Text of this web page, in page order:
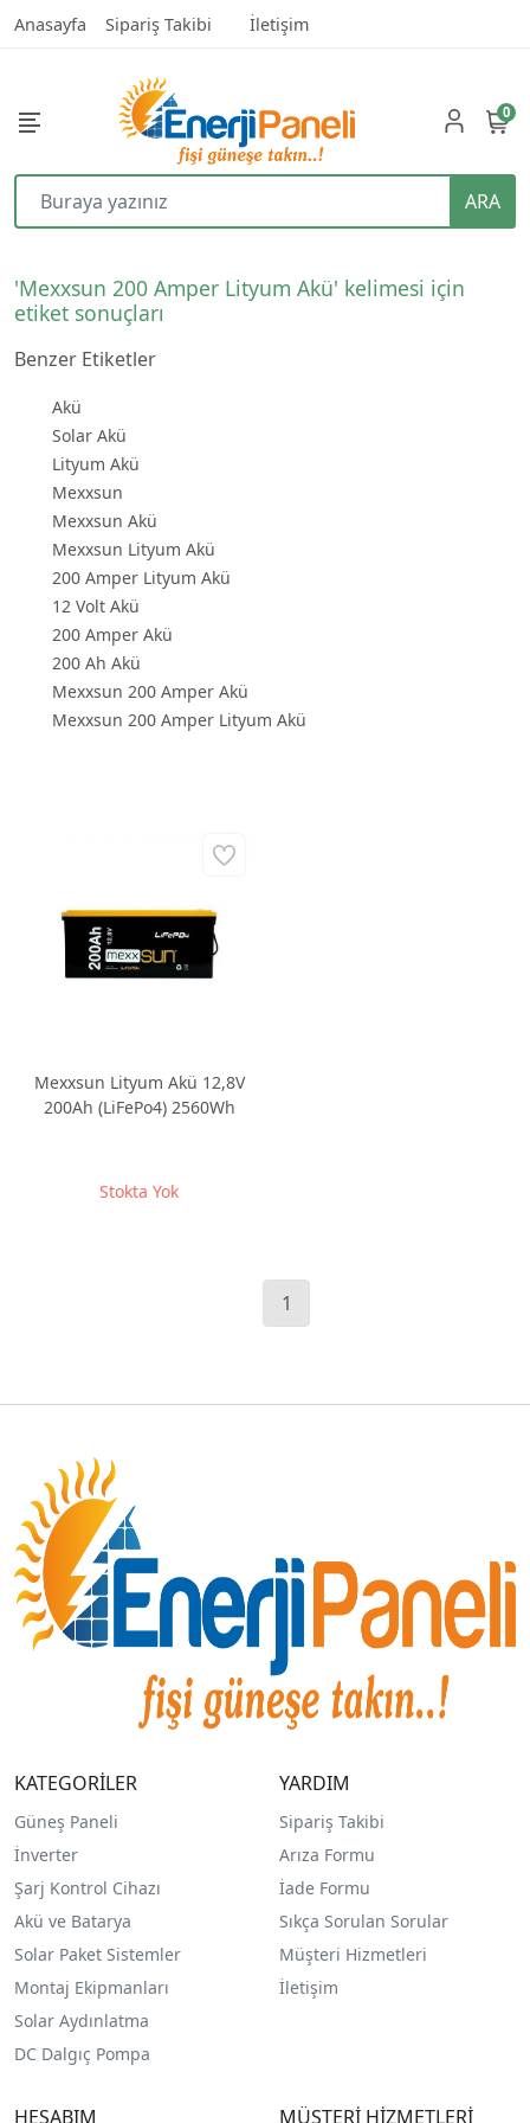
Anasayfa Sipariş Takibi İletişim
ARA
0
'Mexxsun 200 Amper Lityum Akü' kelimesi için
etiket sonuçları
Benzer Etiketler
Akü
Solar Akü
Lityum Akü
Mexxsun
Mexxsun Akü
Mexxsun Lityum Akü
200 Amper Lityum Akü
12 Volt Akü
200 Amper Akü
200 Ah Akü
Mexxsun 200 Amper Akü
Mexxsun 200 Amper Lityum Akü
Mexxsun Lityum Akü 12,8V
200Ah (LiFePo4) 2560Wh
Stokta Yok
1
KATEGORİLER
Güneş Paneli
İnverter
Şarj Kontrol Cihazı
Akü ve Batarya
Solar Paket Sistemler
Montaj Ekipmanları
Solar Aydınlatma
DC Dalgıç Pompa
YARDIM
Sipariş Takibi
Arıza Formu
İade Formu
Sıkça Sorulan Sorular
Müşteri Hizmetleri
İletişim
HESABIM MÜŞTERİ HİZMETLERİ